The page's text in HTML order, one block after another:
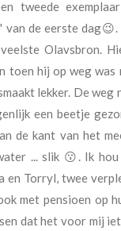
tweede
van de eerste
Olavsbron.
toen hij op weg was
lekker. De weg
een beetje
de kant van het
... slik 😗. Ik hou
en Torryl, twee
met pensioen op
dat het voor mij